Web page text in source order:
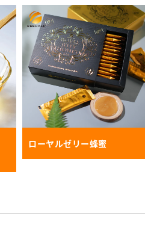
ローヤルゼリー蜂蜜